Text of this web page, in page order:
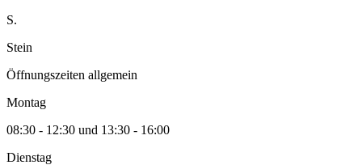
S.
Stein
Öffnungszeiten allgemein
Montag
08:30 - 12:30 und 13:30 - 16:00
Dienstag